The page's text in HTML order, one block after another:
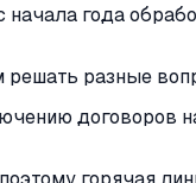
года
решать разные
договоров